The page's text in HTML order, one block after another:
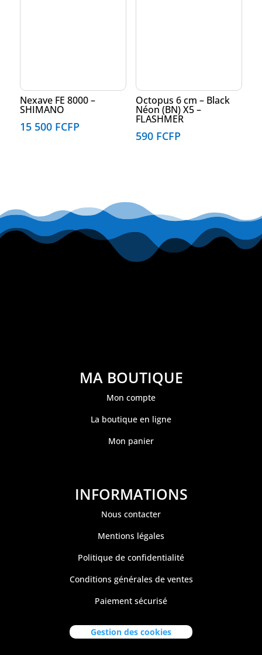
Nexave FE 8000 –
SHIMANO
15 500 FCFP
Octopus 6 cm – Black
Néon (BN) X5 –
FLASHMER
590 FCFP
MA BOUTIQUE
Mon compte
La boutique en ligne
Mon panier
INFORMATIONS
Nous contacter
Mentions légales
Politique de confidentialité
Conditions générales de ventes
Paiement sécurisé
Gestion des cookies